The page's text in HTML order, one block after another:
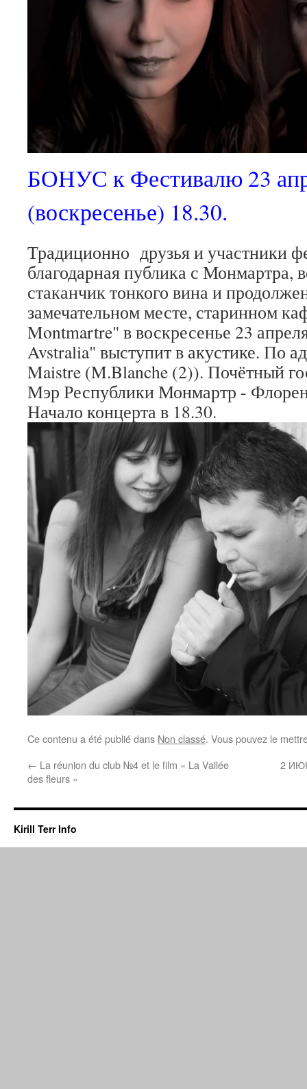
БОНУС к Фестивалю 23
(воскресенье) 18.30.
Традиционно друзья и участники
благодарная публика с Монмартра,
стаканчик тонкого вина и
замечательном месте, старинном
Montmartre" в воскресенье 23
Avstralia" выступит в акустике. По
Maistre (M.Blanche (2)). Почётный
Мэр Республики Монмартр -
Начало концерта в 18.30.
Ce contenu a été publié dans Non classé. Vous pouvez le
← La réunion du club №4 et le film « La Vallée
des fleurs »
2
Kirill Terr Info